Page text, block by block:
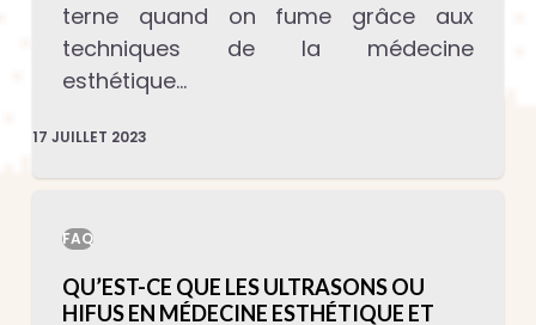
terne quand on fume grâce aux
techniques de la médecine
esthétique…
17 JUILLET 2023
FAQ
QU’EST-CE QUE LES ULTRASONS OU
HIFUS EN MÉDECINE ESTHÉTIQUE ET